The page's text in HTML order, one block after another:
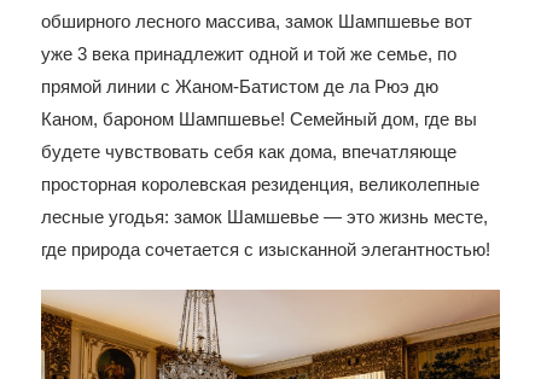
обширного лесного массива, замок Шампшевье вот
уже 3 века принадлежит одной и той же семье, по
прямой линии с Жаном-Батистом де ла Рюэ дю
Каном, бароном Шампшевье! Семейный дом, где вы
будете чувствовать себя как дома, впечатляюще
просторная королевская резиденция, великолепные
лесные угодья: замок Шамшевье — это жизнь месте,
где природа сочетается с изысканной элегантностью!